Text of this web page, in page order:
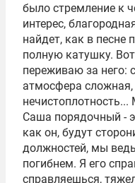
было стремление к
интерес,
найдет, как в песне
полную катушку.
переживаю за него:
атмосфера сложная,
Саша порядочный -
как он, будут
должностей, мы
погибнем. Я его
справляешься,